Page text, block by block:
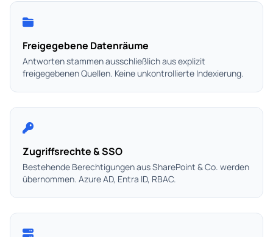
Freigegebene Datenräume
Antworten stammen ausschließlich aus explizit
freigegebenen Quellen. Keine unkontrollierte Indexierung.
Zugriffsrechte & SSO
Bestehende Berechtigungen aus SharePoint & Co. werden
übernommen. Azure AD, Entra ID, RBAC.